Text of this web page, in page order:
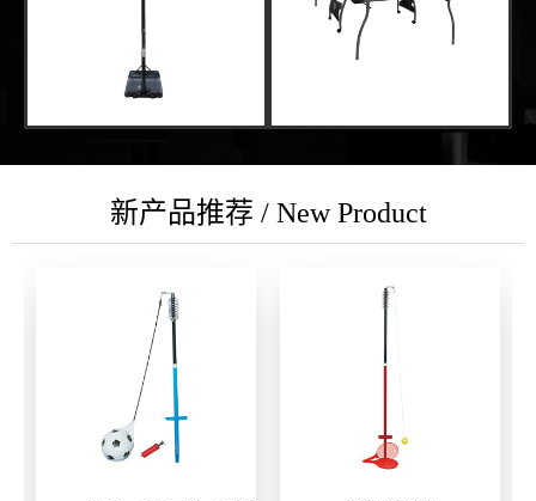
新产品推荐 / New Product